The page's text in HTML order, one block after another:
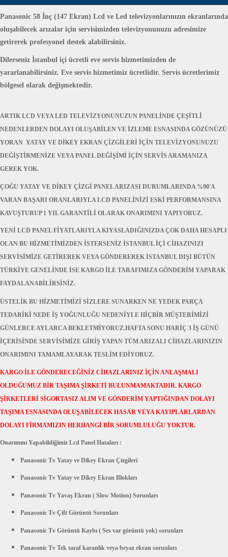
Panasonic 58 İnç (147 Ekran) Lcd ve Led televizyonlarınızın ekranlarında
oluşabilecek arızalar için servisimizden televizyonunuzu adresimize
getirerek profesyonel destek alabilirsiniz.
Dilerseniz İstanbul içi ücretli eve servis hizmetimizden de
yararlanabilirsiniz. Eve servis hizmetimiz ücretlidir. Servis ücretlerimiz
bölgesel olarak değişmektedir.
ARTIK LCD VEYA LED TELEVİZYONUNUZUN PANELİNDE ÇEŞİTLİ
NEDENLERDEN DOLAYI OLUŞABİLEN VE İZLEME ESNASINDA GÖZÜNÜZÜ
YORAN YATAY VE DİKEY EKRAN ÇİZGİLERİ İÇİN TELEVİZYONUNUZU
DEĞİŞTİRMENİZE VEYA PANEL DEĞİŞİMİ İÇİN SERVİS ARAMANIZA
GEREK YOK.
ÇOĞU YATAY VE DİKEY ÇİZGİ PANEL ARIZASI DURUMLARINDA %90'A
VARAN BAŞARI ORANLARIYLA LCD PANELİNİZİ ESKİ PERFORMANSINA
KAVUŞTURUP 1 YIL GARANTİLİ OLARAK ONARIMINI YAPIYORUZ.
YENİ LCD PANEL FİYATLARIYLA KIYASLADIĞINIZDA ÇOK DAHA HESAPLI
OLAN BU HİZMETİMİZDEN İSTERSENİZ İSTANBUL İÇİ CİHAZINIZI
SERVİSİMİZE GETİREREK VEYA GÖNDEREREK İSTANBUL DIŞI BÜTÜN
TÜRKİYE GENELİNDE İSE KARGO İLE TARAFIMIZA GÖNDERİM YAPARAK
FAYDALANABİLİRSİNİZ.
ÜSTELİK BU HİZMETİMİZİ SİZLERE SUNARKEN NE YEDEK PARÇA
TEDARİKİ NEDE İŞ YOĞUNLUĞU NEDENİYLE HİÇBİR MÜŞTERİMİZİ
GÜNLERCE AYLARCA BEKLETMİYORUZ.HAFTA SONU HARİÇ 3 İŞ GÜNÜ
İÇERİSİNDE SERVİSİMİZE GİRİŞ YAPAN TÜM ARIZALI CİHAZLARINIZIN
ONARIMINI TAMAMLAYARAK TESLİM EDİYORUZ.
KARGO İLE GÖNDERECEĞİNİZ CİHAZLARINIZ İÇİN ANLAŞMALI
OLDUĞUMUZ BİR TAŞIMA ŞİRKETİ BULUNMAMAKTADIR. KARGO
ŞİRKETLERİ SİGORTASIZ ALIM VE GÖNDERİM YAPTIĞINDAN DOLAYI
TAŞIMA ESNASINDA OLUŞABİLECEK HASAR VEYA KAYIPLARLARDAN
DOLAYI FİRMAMIZIN HERHANGİ BİR SORUMLULUĞU YOKTUR.
Onarımını Yapabildiğimiz Lcd Panel Hataları :
Panasonic Tv Yatay ve Dikey Ekran Çizgileri
Panasonic Tv Yatay ve Dikey Ekran Blokları
Panasonic Tv Yavaş Ekran ( Slow Motion) Sorunları
Panasonic Tv Çift Görüntü Sorunları
Panasonic Tv Görüntü Kaybı ( Ses var görüntü yok) sorunları
Panasonic Tv Tek taraf karanlık veya beyaz ekran sorunları